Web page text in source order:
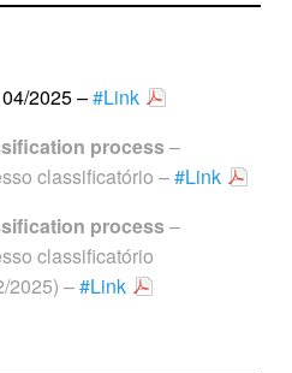
2025 –#Link
process–
classificatório –#Link
process–
classificatório
2025) –#Link